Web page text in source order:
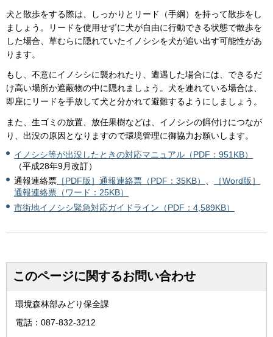
犬と散歩をする際は、しっかりとリード（手綱）を持って散歩をし
ましょう。リードを使用せずに犬が自由に行動できる状態で散歩を
した場合、草むらに隠れていたイノシシを犬が追い出す可能性があ
ります。
もし、不意にイノシシに襲われたり、遭遇した場合には、できるだ
け高い場所か遮蔽物の中に隠れましょう。犬を連れている場合は、
即座にリードを手放して犬と分かれて避難するようにしましょう。
また、生ゴミの放置、放任果樹などは、イノシシの餌付けにつなが
り、出没の原因となりますので環境管理に御協力お願いします。
イノシシ等が出没したときの対応マニュアル（PDF：951KB）
（平成28年9月改訂）
通報連絡票 ［PDF版］通報連絡票（PDF：35KB） 、
［Word版］
通報連絡票（ワード：25KB）
市街地イノシシ緊急対応ガイドライン（PDF：4,589KB）
このページに関するお問い合わせ
環境森林部みどり保全課
電話：087-832-3212